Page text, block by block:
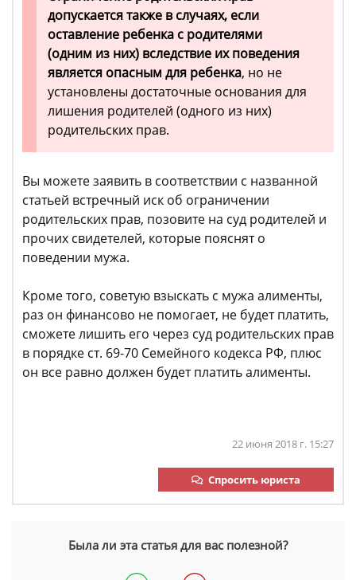
допускается также в случаях, если
оставление ребенка с родителями
(одним из них) вследствие их поведения
является опасным для ребенка, но не
установлены достаточные основания для
лишения родителей (одного из них)
родительских прав.
Вы можете заявить в соответствии с названной
статьей встречный иск об ограничении
родительских прав, позовите на суд родителей и
прочих свидетелей, которые пояснят о
поведении мужа.
Кроме того, советую взыскать с мужа алименты,
раз он финансово не помогает, не будет платить,
сможете лишить его через суд родительских прав
в порядке ст. 69-70 Семейного кодекса РФ, плюс
он все равно должен будет платить алименты.
22 июня 2018 г. 15:27
Спросить юриста
Была ли эта статья для вас полезной?